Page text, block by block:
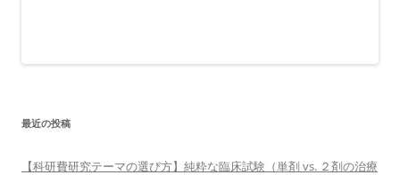
最近の投稿
【科研費研究テーマの選び方】純粋な臨床試験（単剤 vs. ２剤の治療